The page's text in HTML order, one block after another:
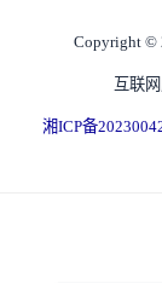
Copyright ©
互联
湘ICP备